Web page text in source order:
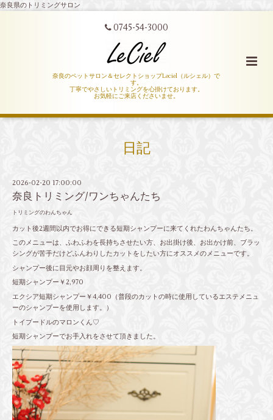
奈良県のトリミングサロン
0745-54-3000
奈良のペットサロン＆セレクトショップLeciel（ルシェル）で
す。
丁寧でやさしいトリミングを心掛けております。
お気軽にご来店くださいませ。
日記
2026-02-20 17:00:00
奈良トリミング/ワンちゃんたち
トリミングのわんちゃん
カット後2週間以内でお得にできる短期シャンプーに来てくれたわんちゃんたち。
このメニューは、ふわふわを長持ちさせたい方、お出掛け後、お出かけ前、ブラッ
シングが苦手だけどふんわりしたカットをしたい方にオススメのメニューです。
シャンプー後に目元やお顔周りを整えます。
短期シャンプー￥2,970
エクシア短期シャンプー￥4,400（普段のカットの時に使用しているエステメニュ
ーのシャンプーを使用します。）
トイプードルのマロンくん♡
短期シャンプーでお手入れをさせて頂きました。